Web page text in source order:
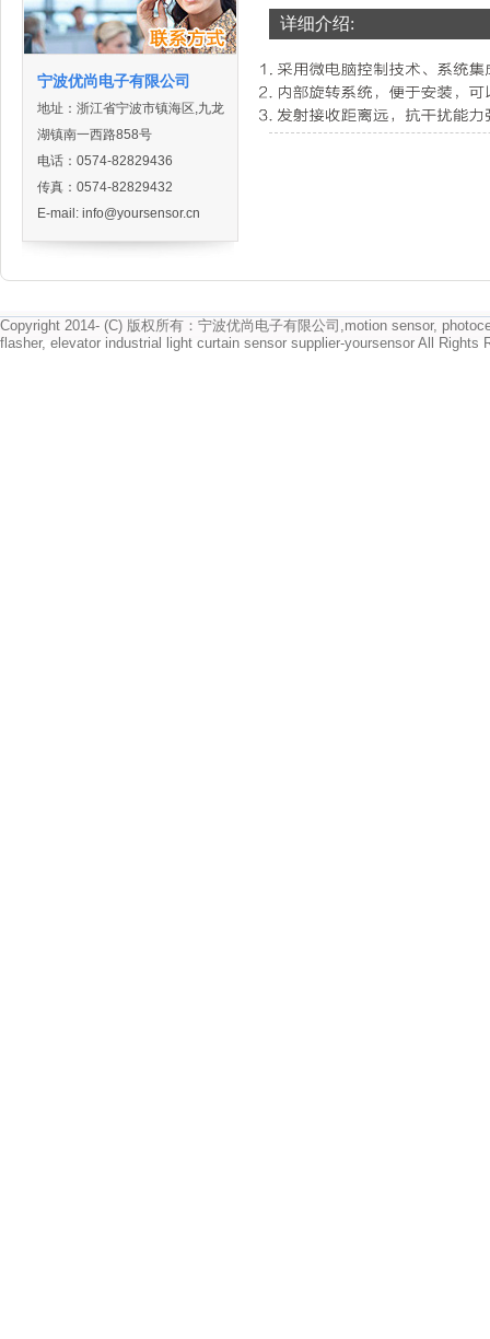
宁波优尚电子有限公司
地址：浙江省宁波市镇海区,九龙
湖镇南一西路858号
电话：0574-82829436
传真：0574-82829432
E-mail: info@yoursensor.cn
详细介绍:
Copyright 2014- (C) 版权所有：宁波优尚电子有限公司,motion sensor,
flasher, elevator industrial light curtain sensor supplier-yoursensor All Rights